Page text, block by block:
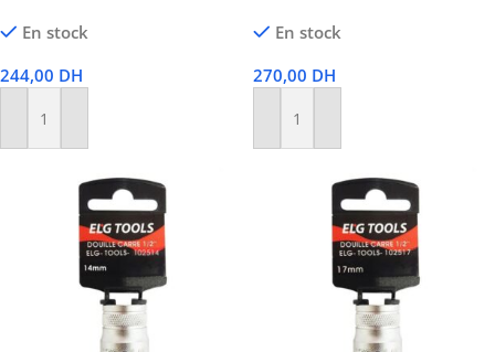
En stock
244,00 DH
Ajouter Au Panier
En stock
270,00 DH
Ajouter Au Panier